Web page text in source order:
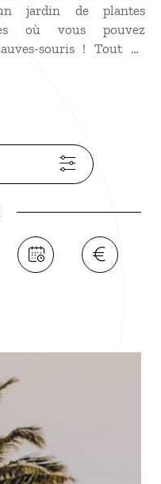
jardin de plantes
où vous pouvez
souris ! Tout en
ou un jus de fruits